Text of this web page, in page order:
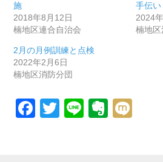
施
2018年8月12日
楠地区連合自治会
手伝い
2024
楠地区
2月の月例訓練と点検
2022年2月6日
楠地区消防分団
Facebook
Twitter
Line